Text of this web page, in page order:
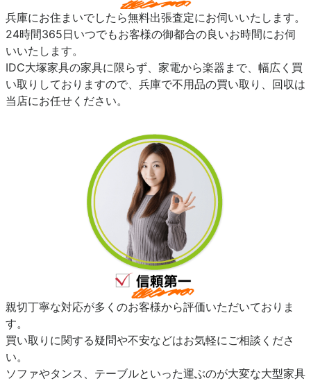
兵庫にお住まいでしたら無料出張査定にお伺いいたします。
24時間365日いつでもお客様の御都合の良いお時間にお伺
いいたします。
IDC大塚家具の家具に限らず、家電から楽器まで、幅広く買
い取りしておりますので、兵庫で不用品の買い取り、回収は
当店にお任せください。
親切丁寧な対応が多くのお客様から評価いただいておりま
す。
買い取りに関する疑問や不安などはお気軽にご相談くださ
い。
ソファやタンス、テーブルといった運ぶのが大変な大型家具